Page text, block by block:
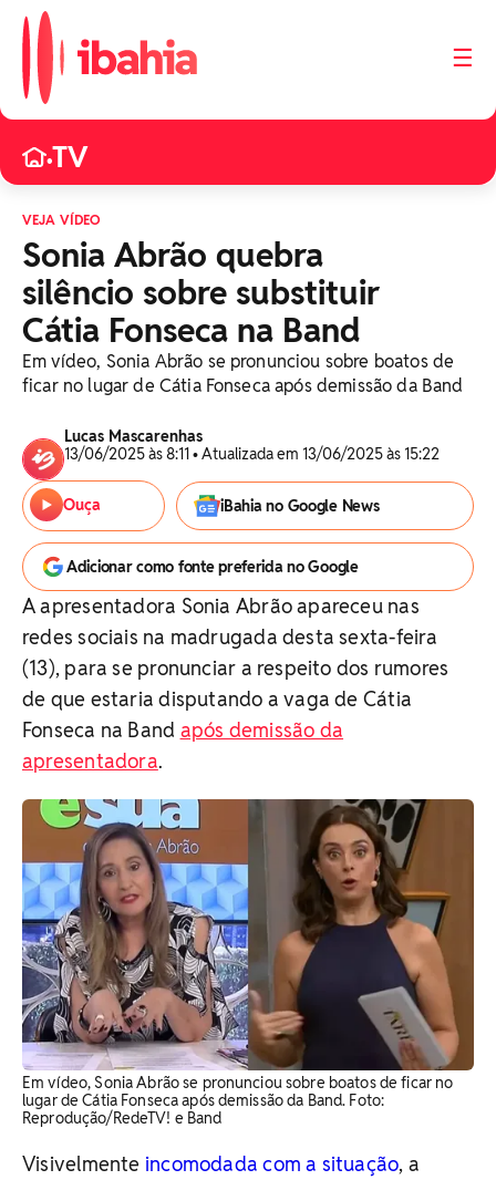
☰
•TV
VEJA VÍDEO
Sonia Abrão quebra
silêncio sobre substituir
Cátia Fonseca na Band
Em vídeo, Sonia Abrão se pronunciou sobre boatos de
ficar no lugar de Cátia Fonseca após demissão da Band
Lucas Mascarenhas
13/06/2025 às 8:11 • Atualizada em 13/06/2025 às 15:22
Ouça iBahia no Google News
Adicionar como fonte preferida no Google
A apresentadora Sonia Abrão apareceu nas
redes sociais na madrugada desta sexta-feira
(13), para se pronunciar a respeito dos rumores
de que estaria disputando a vaga de Cátia
Fonseca na Band após demissão da
apresentadora.
Em vídeo, Sonia Abrão se pronunciou sobre boatos de ficar no
lugar de Cátia Fonseca após demissão da Band. Foto:
Reprodução/RedeTV! e Band
Visivelmente incomodada com a situação, a